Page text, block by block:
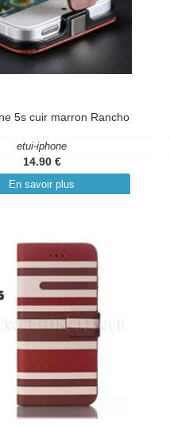
5s cuir marron Rancho
etui-iphone
14.90 €
En savoir plus